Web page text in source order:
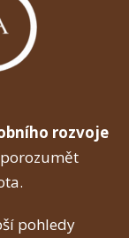
rozvoje
pohledy